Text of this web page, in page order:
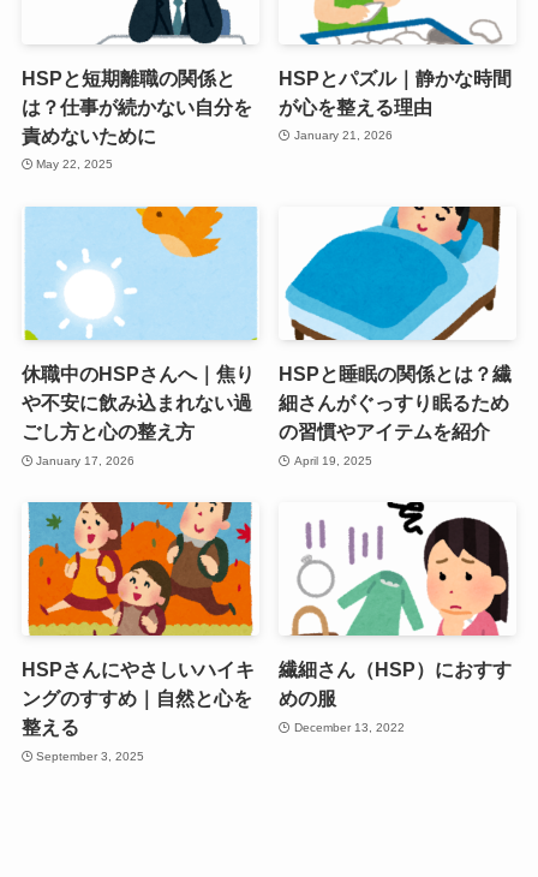
HSPと短期離職の関係と
は？仕事が続かない自分を
責めないために
May 22, 2025
HSPとパズル｜静かな時間
が心を整える理由
January 21, 2026
休職中のHSPさんへ｜焦り
や不安に飲み込まれない過
ごし方と心の整え方
January 17, 2026
HSPと睡眠の関係とは？繊
細さんがぐっすり眠るため
の習慣やアイテムを紹介
April 19, 2025
HSPさんにやさしいハイキ
ングのすすめ｜自然と心を
整える
September 3, 2025
繊細さん（HSP）におすす
めの服
December 13, 2022